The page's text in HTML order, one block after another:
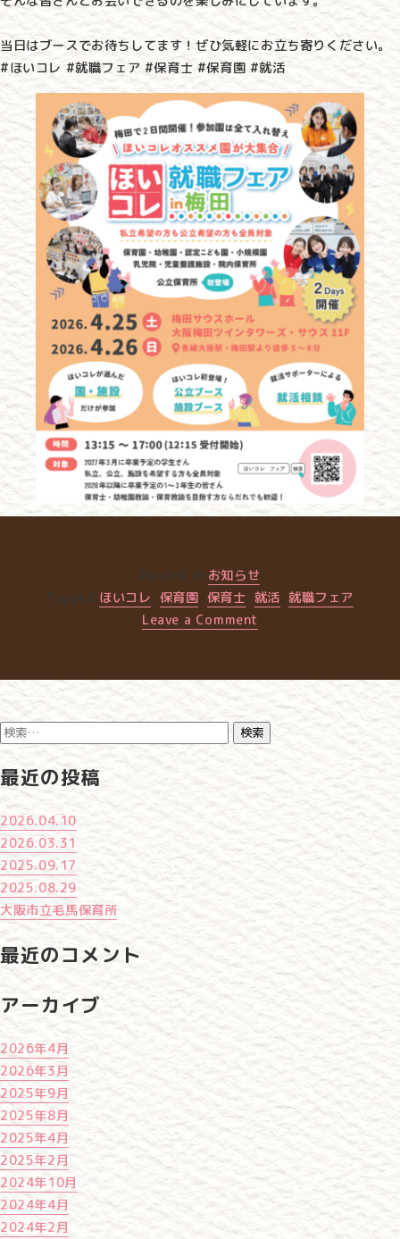
当日はブースでお待ちしてます！ぜひ気軽にお立ち寄りください。
#ほいコレ #就職フェア #保育士 #保育園 #就活
Posted in お知らせ
Tagged ほいコレ 保育園 保育士 就活 ,就職フェア
Leave a Comment
検
索:
最近の投稿
2026.04.10
2026.03.31
2025.09.17
2025.08.29
大阪市立毛馬保育所
最近のコメント
アーカイブ
2026年4月
2026年3月
2025年9月
2025年8月
2025年4月
2025年2月
2024年10月
2024年4月
2024年2月